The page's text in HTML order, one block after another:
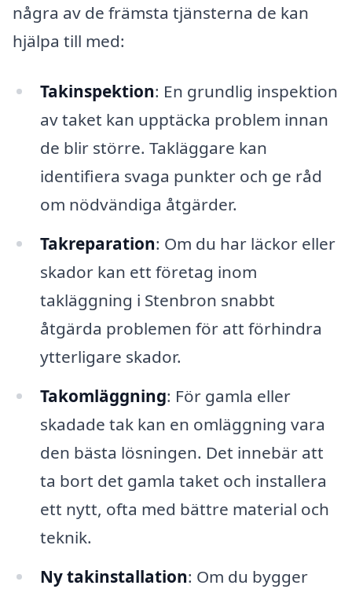
några av de främsta tjänsterna de kan
hjälpa till med:
Takinspektion: En grundlig inspektion
av taket kan upptäcka problem innan
de blir större. Takläggare kan
identifiera svaga punkter och ge råd
om nödvändiga åtgärder.
Takreparation: Om du har läckor eller
skador kan ett företag inom
takläggning i Stenbron snabbt
åtgärda problemen för att förhindra
ytterligare skador.
Takomläggning: För gamla eller
skadade tak kan en omläggning vara
den bästa lösningen. Det innebär att
ta bort det gamla taket och installera
ett nytt, ofta med bättre material och
teknik.
Ny takinstallation: Om du bygger